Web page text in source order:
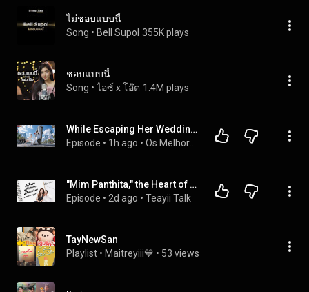
ไม่ชอบแบบนี้
Song • Bell Supol 355K plays
ชอบแบบนี้
Song • ไอซ์ x โอ๊ต 1.4M plays
While Escaping Her Wedding, She Wrecks the CEO's Car and Ends Up Marrying Him as Compensation
Episode • 1h ago •
"Mim Panthita," the Heart of Someone Who Knows How to Protect Their Own Heart I Teayii’s Talk [CC...
Episode • 2d ago • Teayii Talk
TayNewSan
Playlist • Maitreyiii💙 • 53 views